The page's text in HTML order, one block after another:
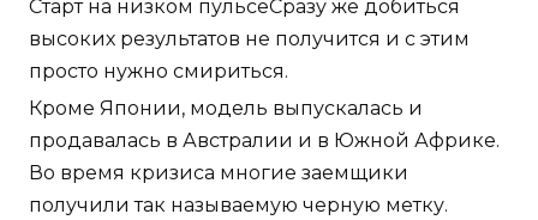
Старт на низком пульсеСразу же добиться
высоких результатов не получится и с этим
просто нужно смириться.
Кроме Японии, модель выпускалась и
продавалась в Австралии и в Южной Африке.
Во время кризиса многие заемщики
получили так называемую черную метку.